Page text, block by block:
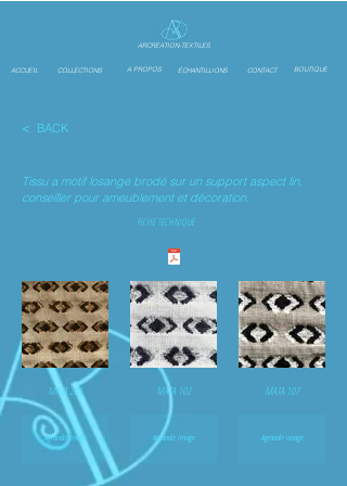
ARCREATION-TEXTILES
ACCUEIL COLLECTIONS A PROPOS ÉCHANTILLIONS CONTACT BOUTIQUE
< BACK
Tissu a motif losange brodésur un support aspect lin,
conseiller pour ameublement et décoration.
FICHE TECHNIQUE
MATA 201
Agrandir image
MATA 102
Agrandir image
MATA 107
Agrandir image